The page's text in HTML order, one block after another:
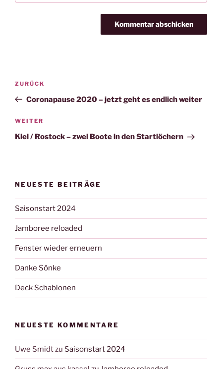
Beitragsnavigation
Vorheriger
Beitrag
ZURÜCK
Coronapause 2020 – jetzt geht es endlich weiter
Nächster
Beitrag
WEITER
Kiel / Rostock – zwei Boote in den Startlöchern
NEUESTE BEITRÄGE
Saisonstart 2024
Jamboree reloaded
Fenster wieder erneuern
Danke Sönke
Deck Schablonen
NEUESTE KOMMENTARE
Uwe Smidtzu Saisonstart 2024